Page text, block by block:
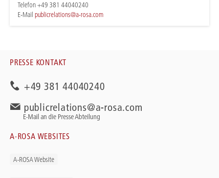
Telefon +49 381 44040240
E-Mail publicrelations@a-rosa.com
PRESSE KONTAKT
+49 381 44040240
publicrelations@a-rosa.com
E-Mail an die Presse Abteilung
A-ROSA WEBSITES
A-ROSA Website